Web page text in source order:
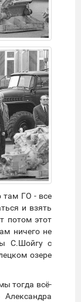
там ГО - все
и взять
потом этот
ничего не
С.Шойгу с
озере
тогда всё-